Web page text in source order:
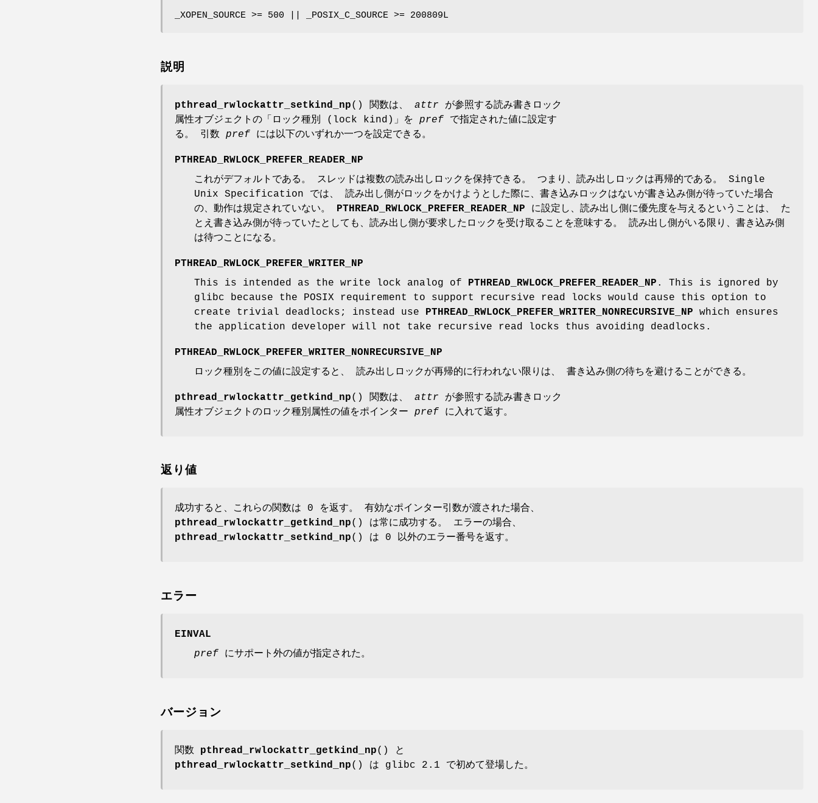
_XOPEN_SOURCE >= 500 || _POSIX_C_SOURCE >= 200809L
説明
pthread_rwlockattr_setkind_np() 関数は、 attr が参照する読み書きロック
属性オブジェクトの「ロック種別 (lock kind)」を pref で指定された値に設定す
る。 引数 pref には以下のいずれか一つを設定できる。
PTHREAD_RWLOCK_PREFER_READER_NP
これがデフォルトである。 スレッドは複数の読み出しロックを保持できる。 つまり、読み出しロックは再帰的である。 Single
Unix Specification では、 読み出し側がロックをかけようとした際に、書き込みロックはないが書き込み側が待っていた場合
の、動作は規定されていない。
PTHREAD_RWLOCK_PREFER_READER_NP に設定し、読み出し側に優先度を与えるということは、 た
とえ書き込み側が待っていたとしても、読み出し側が要求したロックを受け取ることを意味する。 読み出し側がいる限り、書き込み側
は待つことになる。
PTHREAD_RWLOCK_PREFER_WRITER_NP
This is intended as the write lock analog of
PTHREAD_RWLOCK_PREFER_READER_NP . This is ignored by
glibc because the POSIX requirement to support recursive read locks would cause this option to
create trivial deadlocks; instead use
PTHREAD_RWLOCK_PREFER_WRITER_NONRECURSIVE_NP which ensures
the application developer will not take recursive read locks thus avoiding deadlocks.
PTHREAD_RWLOCK_PREFER_WRITER_NONRECURSIVE_NP
ロック種別をこの値に設定すると、 読み出しロックが再帰的に行われない限りは、 書き込み側の待ちを避けることができる。
pthread_rwlockattr_getkind_np() 関数は、 attr が参照する読み書きロック
属性オブジェクトのロック種別属性の値をポインター pref に入れて返す。
返り値
成功すると、これらの関数は 0 を返す。 有効なポインター引数が渡された場合、
pthread_rwlockattr_getkind_np() は常に成功する。 エラーの場合、
pthread_rwlockattr_setkind_np() は 0 以外のエラー番号を返す。
エラー
EINVAL
pref にサポート外の値が指定された。
バージョン
関数 pthread_rwlockattr_getkind_np() と
pthread_rwlockattr_setkind_np() は glibc 2.1 で初めて登場した。